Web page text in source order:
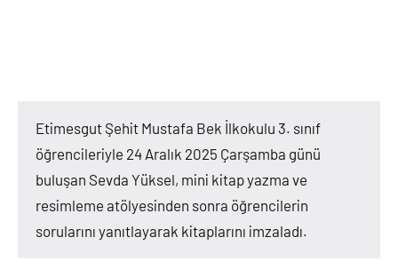
Etimesgut Şehit Mustafa Bek İlkokulu 3. sınıf
öğrencileriyle 24 Aralık 2025 Çarşamba günü
buluşan Sevda Yüksel, mini kitap yazma ve
resimleme atölyesinden sonra öğrencilerin
sorularını yanıtlayarak kitaplarını imzaladı.